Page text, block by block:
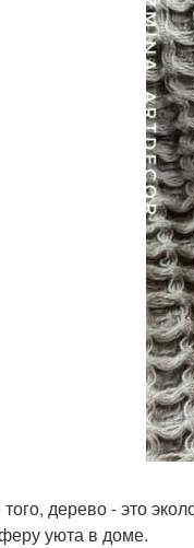
дерево - это
уюта в доме.